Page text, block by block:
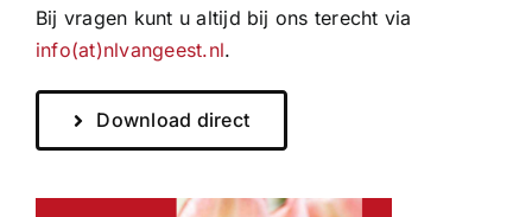
Bij vragen kunt u altijd bij ons terecht via
info(at)nlvangeest.nl.
Download direct